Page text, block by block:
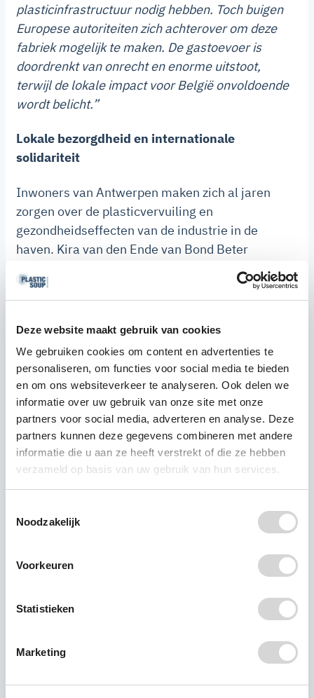
Deze website maakt gebruik van cookies
We gebruiken cookies om content en advertenties te
personaliseren, om functies voor social media te bieden
en om ons websiteverkeer te analyseren. Ook delen we
informatie over uw gebruik van onze site met onze
partners voor social media, adverteren en analyse. Deze
partners kunnen deze gegevens combineren met andere
informatie die u aan ze heeft verstrekt of die ze hebben
verzameld op basis van uw gebruik van hun services.
Noodzakelijk
Voorkeuren
Statistieken
Marketing
plasticinfrastructuur nodig hebben. Toch buigen
Europese autoriteiten zich achterover om deze
fabriek mogelijk te maken. De gastoevoer is
doordrenkt van onrecht en enorme uitstoot,
terwijl de lokale impact voor België onvoldoende
wordt belicht.”
Lokale bezorgdheid en internationale
solidariteit
Inwoners van Antwerpen maken zich al jaren
zorgen over de plasticvervuiling en
gezondheidseffecten van de industrie in de
haven. Kira van den Ende van Bond Beter
“We verwachten dat
ministers de wet respecteren. Project One zet
miljoenen tonnen schaliegas om in vaak
wegwerpplastic, dat uiteindelijk in de natuur of
verbrandingsovens terechtkomt. Dit veroorzaakt
enorme schade aan klimaat en milieu, hoe groen
de woorden van CEO’s ook klinken.”
De uitspraak in deze zaak kan, afhankelijk van de
timing, de juridische basis voor de bouw of
exploitatie van de fabriek wegnemen. De zaak
markeert een belangrijk moment in de strijd
tegen plasticvervuiling en de transitie naar een
Recente berichten
aangetroffen in alle